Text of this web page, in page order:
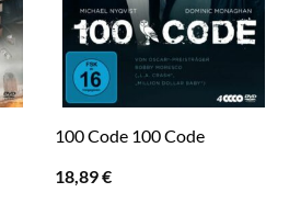
100 Code 100 Code
18,89€